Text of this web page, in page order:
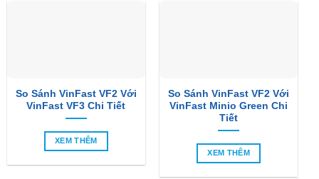
So Sánh VinFast VF2 Với
VinFast VF3 Chi Tiết
XEM THÊM
So Sánh VinFast VF2 Với
VinFast Minio Green Chi
Tiết
XEM THÊM